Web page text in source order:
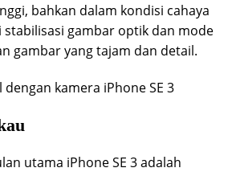
bahkan dalam kondisi cahaya
gambar optik dan mode
gambar yang tajam dan detail.
utama iPhone SE 3 adalah